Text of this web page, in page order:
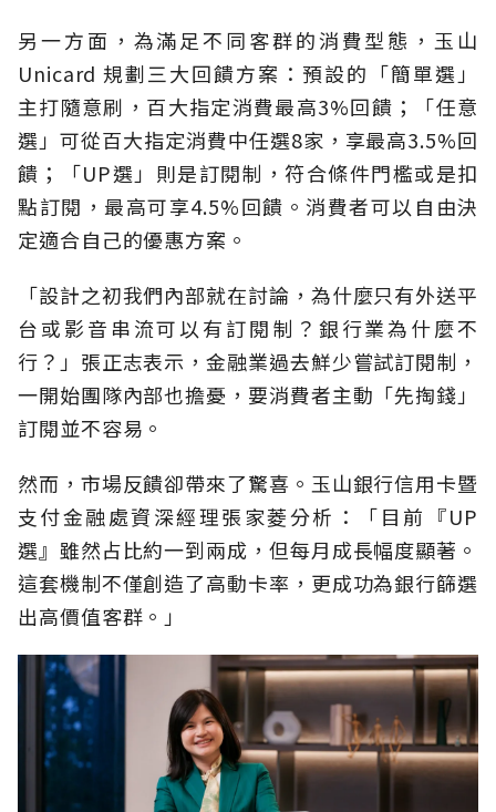
另一方面，為滿足不同客群的消費型態，玉山
Unicard 規劃三大回饋方案：預設的「簡單選」
主打隨意刷，百大指定消費最高3%回饋；「任意
選」可從百大指定消費中任選8家，享最高3.5%回
饋；「UP選」則是訂閱制，符合條件門檻或是扣
點訂閱，最高可享4.5%回饋。消費者可以自由決
定適合自己的優惠方案。
「設計之初我們內部就在討論，為什麼只有外送平
台或影音串流可以有訂閱制？銀行業為什麼不
行？」張正志表示，金融業過去鮮少嘗試訂閱制，
一開始團隊內部也擔憂，要消費者主動「先掏錢」
訂閱並不容易。
然而，市場反饋卻帶來了驚喜。玉山銀行信用卡暨
支付金融處資深經理張家菱分析：「目前『UP
選』雖然占比約一到兩成，但每月成長幅度顯著。
這套機制不僅創造了高動卡率，更成功為銀行篩選
出高價值客群。」